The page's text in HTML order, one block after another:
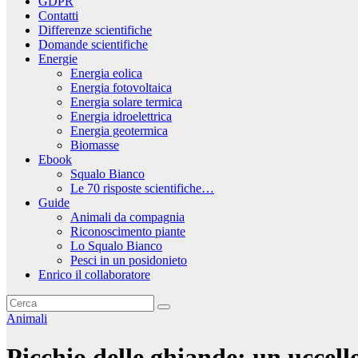
Contatti
Differenze scientifiche
Domande scientifiche
Energie
Energia eolica
Energia fotovoltaica
Energia solare termica
Energia idroelettrica
Energia geotermica
Biomasse
Ebook
Squalo Bianco
Le 70 risposte scientifiche…
Guide
Animali da compagnia
Riconoscimento piante
Lo Squalo Bianco
Pesci in un posidonieto
Enrico il collaboratore
Animali